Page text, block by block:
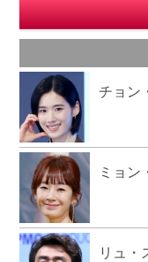
チョン
ミョン
リュ・